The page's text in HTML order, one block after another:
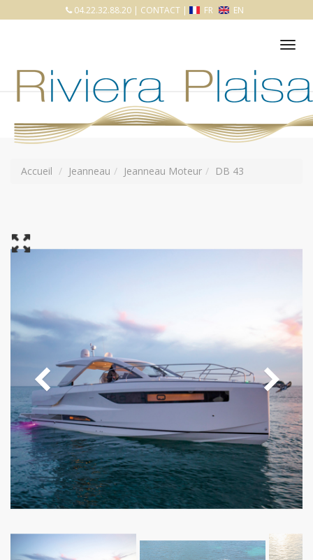
04.22.32.88.20 | CONTACT | FR EN
Accueil Jeanneau Jeanneau Moteur DB 43